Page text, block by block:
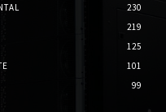
230
219
125
101
99